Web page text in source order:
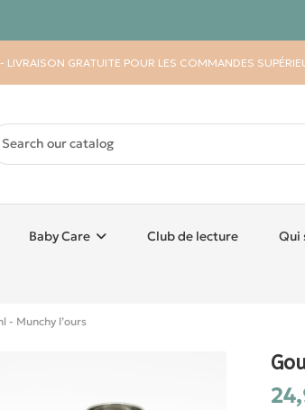
LIVRAISON GRATUITE POUR LES COMMANDES
Baby Care Club de lecture Qui
- Munchy l’ours